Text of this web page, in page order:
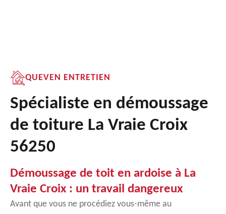
QUEVEN ENTRETIEN
Spécialiste en démoussage
de toiture La Vraie Croix
56250
Démoussage de toit en ardoise à La
Vraie Croix : un travail dangereux
Avant que vous ne procédiez vous-même au